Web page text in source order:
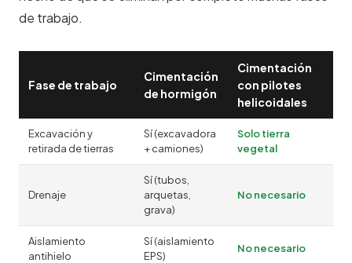
de trabajo.
Fase de trabajo
Cimentación
de hormigón
Cimentación
con pilotes
helicoidales
Excavación y
retirada de tierras
Sí (excavadora
+ camiones)
Solo tierra
vegetal
Drenaje
Sí (tubos,
arquetas,
grava)
No necesario
Aislamiento
antihielo
Sí (aislamiento
EPS)
No necesario